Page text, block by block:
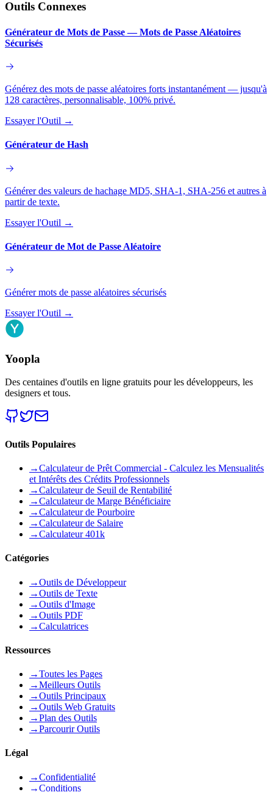
Outils Connexes
Générateur de Mots de Passe — Mots de Passe Aléatoires
Sécurisés
Générez des mots de passe aléatoires forts instantanément — jusqu'à
128 caractères, personnalisable, 100% privé.
Essayer l'Outil →
Générateur de Hash
Générer des valeurs de hachage MD5, SHA-1, SHA-256 et autres à
partir de texte.
Essayer l'Outil →
Générateur de Mot de Passe Aléatoire
Générer mots de passe aléatoires sécurisés
Essayer l'Outil →
Yoopla
Des centaines d'outils en ligne gratuits pour les développeurs, les
designers et tous.
Outils Populaires
→Calculateur de Prêt Commercial - Calculez les Mensualités
et Intérêts des Crédits Professionnels
→Calculateur de Seuil de Rentabilité
→Calculateur de Marge Bénéficiaire
→Calculateur de Pourboire
→Calculateur de Salaire
→Calculateur 401k
Catégories
→Outils de Développeur
→Outils de Texte
→Outils d'Image
→Outils PDF
→Calculatrices
Ressources
→Toutes les Pages
→Meilleurs Outils
→Outils Principaux
→Outils Web Gratuits
→Plan des Outils
→Parcourir Outils
Légal
→Confidentialité
→Conditions